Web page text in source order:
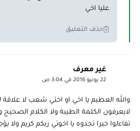
عليا اخي
حذف التعليق
غير معرف
22 يونيو 2016 في 3:04 ص
والله العظيم يا اخي او اختي شعب لا علاقة له
لايعرفون الكلمة الطيبة ولا الكلام الصحيح
تفاءلوا خيرا تجدوه يا اخوتي ربكم كريم ولا